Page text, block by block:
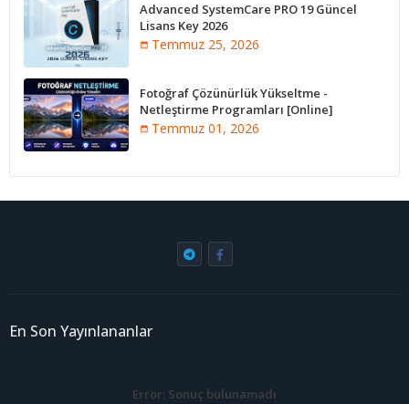
Advanced SystemCare PRO 19 Güncel
Lisans Key 2026
Temmuz 25, 2026
Fotoğraf Çözünürlük Yükseltme -
Netleştirme Programları [Online]
Temmuz 01, 2026
En Son Yayınlananlar
Error: Sonuç bulunamadı